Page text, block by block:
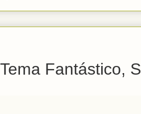
Tema Fantástico,